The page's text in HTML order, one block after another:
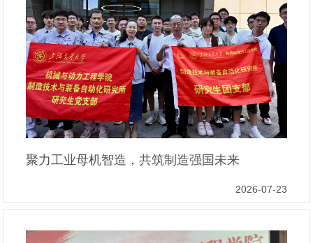
聚力工业母机智造，共筑制造强国未来
2026-07-23